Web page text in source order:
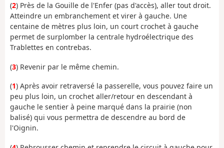
(2) Près de la Gouille de l'Enfer (pas d'accès), aller tout droit.
Atteindre un embranchement et virer à gauche. Une
centaine de mètres plus loin, un court crochet à gauche
permet de surplomber la centrale hydroélectrique des
Trablettes en contrebas.
(3) Revenir par le même chemin.
(1) Après avoir retraversé la passerelle, vous pouvez faire un
peu plus loin, un crochet aller/retour en descendant à
gauche le sentier à peine marqué dans la prairie (non
balisé) qui vous permettra de descendre au bord de
l'Oignin.